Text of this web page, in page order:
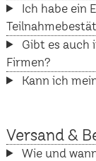
Ich habe ein
Gibt es auch
Firmen?
Kann ich
Versand &
Wie und